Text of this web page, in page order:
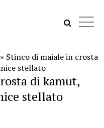
» Stinco di maiale in crosta
stellato
di kamut,
stellato